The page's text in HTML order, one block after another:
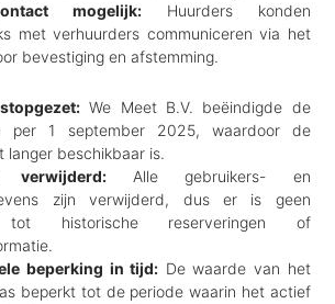
mogelijk: Huurders konden
met verhuurders communiceren via het
bevestiging en afstemming.
We Meet B.V. beëindigde de
per 1 september 2025, waardoor de
langer beschikbaar is.
Alle gebruikers- en
zijn verwijderd, dus er is geen
tot historische reserveringen of
beperking in tijd: De waarde van het
beperkt tot de periode waarin het actief